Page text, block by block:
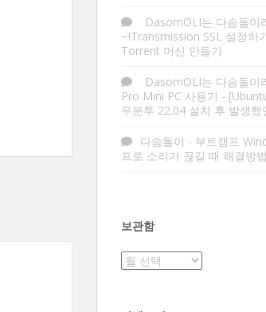
DasomOLI는 다솜돌이
~!Transmission SSL 설정하
Torrent 머신 만들기
DasomOLI는 다솜돌이
Pro Mini PC 사용기 -
우분투 22.04 설치 후 발생했
다솜돌이 - 부트캠프
프로 소리가 끊길 때 해결방법
보관함
보